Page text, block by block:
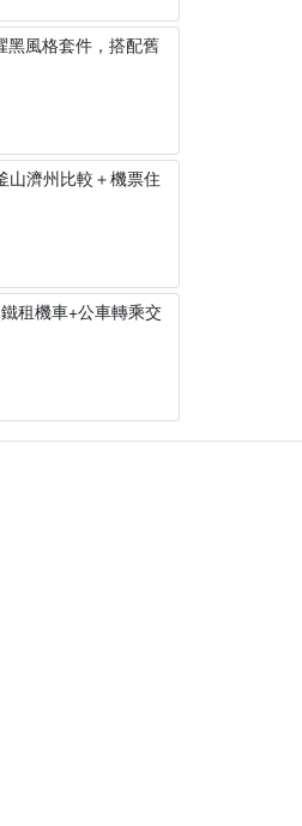
黑風格套件，搭配舊
山濟州比較＋機票住
租機車+公車轉乘交